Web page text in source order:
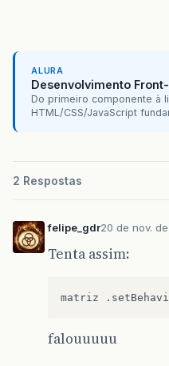
ALURA
Desenvolvimento
Do primeiro componente à
HTML/CSS/JavaScript
2 Respostas
felipe_gdr20 de nov.
Tenta assim:
falouuuuu